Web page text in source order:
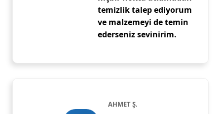
temizlik talep ediyorum
ve malzemeyi de temin
ederseniz sevinirim.
AHMET Ş.